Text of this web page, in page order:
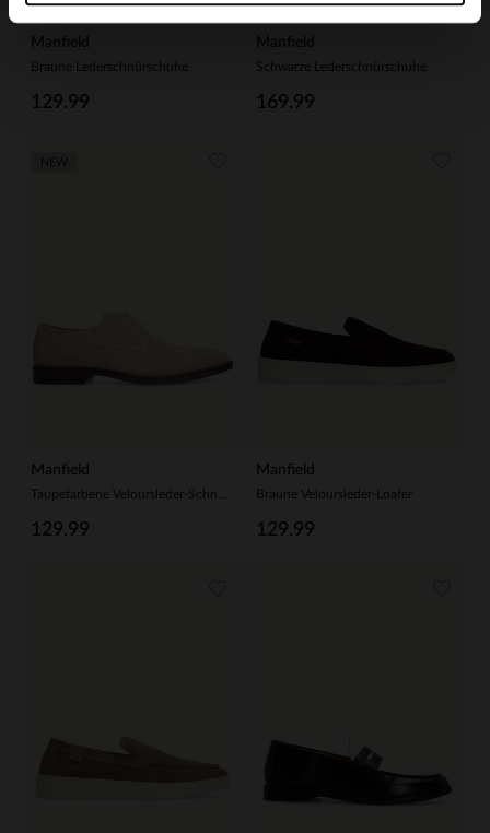
Manfield
Braune Lederschnürschuhe
129.99
Manfield
Schwarze Lederschnürschuhe
169.99
Manfield
129.99
Manfield
Braune Veloursleder-Loafer
129.99